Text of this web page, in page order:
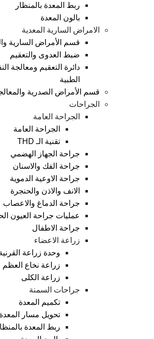
ربط المعدة بالمنظار
بالون المعدة
الامراض السارية المعدية
قسم الأمراض السارية
ضبط العدوى والتعقيم
دائرة التعقيم ومعالجة
الطبية
قسم الأمراض الصدرية
الجراحات
الجراحة العامة
الجراحة العامة
تقنية الـ THD
جراحة الجهاز الهضمي
جراحة الفك والاسنان
جراحة الاوعية الدموية
الانف والاذن والحنجرة
جراحة الدماغ والاعصاب
عمليات جراحة العيون
جراحة الاطفال
زراعة الاعضاء
وحدة زراعة
زراعة نخاع العظم
زراعة الكلى
جراحات السمنة
تكميم المعدة
تحويل مسار المعدة
ربط المعدة